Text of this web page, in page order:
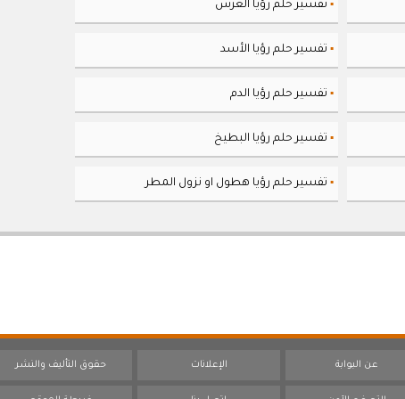
▪ تفسير حلم رؤيا العرس
▪ تفسير حلم رؤيا الأسد
▪ تفسير حلم رؤيا الدم
▪ تفسير حلم رؤيا البطيخ
▪ تفسير حلم رؤيا هطول او نزول المطر
عن البوابة الإعلانات حقوق التأليف والنشر